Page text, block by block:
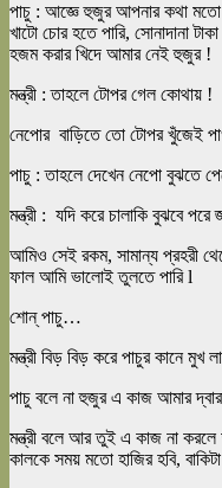
পাচু : আজ্ঞে হুজুর আপনার কথা
খাটো চোর হতে পারি, সোনাদানা
হজম করার খিদে আমার নেই হুজুর !
মন্ত্রী : তাহলে টোপর গেল কোথায় !
নেপোর বাড়িতে তো টোপর খুঁজেই
পাচু : তাহলে দেখেন নেপো বুঝতে
মন্ত্রী : যদি করে চালাকি বুঝবে পরে
আমিও সেই রকম, সামান্য প্রহরী
ফাল আমি ভালোই তুলতে পারি l
শোন্ পাচু…
মন্ত্রী বিড় বিড় করে পাচুর কানে মুখ
পাচু বলে না হুজুর এ কাজ আমার
মন্ত্রী বলে আর তুই এ কাজ না
কালকে সময় মতো হাজির হবি,